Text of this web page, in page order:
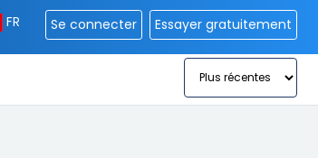
FR Se connecter Essayer gratuitement